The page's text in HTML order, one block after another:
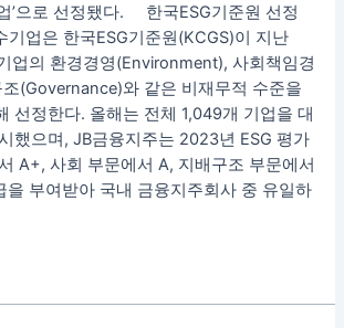
’으로 선정됐다. 한국ESG기준원 선정
기업은 한국ESG기준원(KCGS)이 지난
업의 환경경영(Environment), 사회책임경
(Governance)와 같은 비재무적 수준을
선정한다. 올해는 전체 1,049개 기업을 대
했으며, JB금융지주는 2023년 ESG 평가
A+, 사회 부문에서 A, 지배구조 부문에서
을 부여받아 국내 금융지주회사 중 유일하